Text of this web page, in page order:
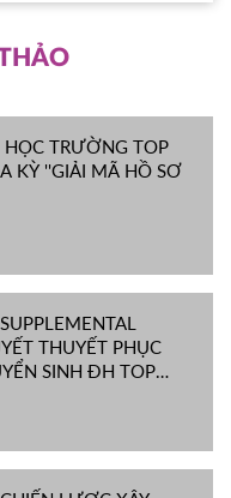
TRƯỜNG TOP
KỲ ''GIẢI MÃ HỒ SƠ
THUYẾT PHỤC
SINH ĐH TOP